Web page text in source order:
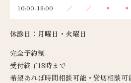
10:00-18:00 ／ ／ ● ●
休診日：月曜日・火曜日
完全予約制
受付終了18時まで
希望あれば時間相談可能・貸切相談可